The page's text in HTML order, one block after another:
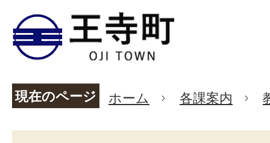
現在のページ ホーム 各課案内